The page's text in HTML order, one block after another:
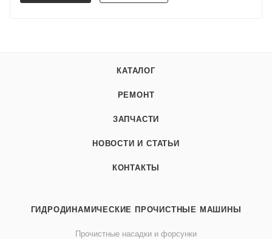
КАТАЛОГ
РЕМОНТ
ЗАПЧАСТИ
НОВОСТИ И СТАТЬИ
КОНТАКТЫ
ГИДРОДИНАМИЧЕСКИЕ ПРОЧИСТНЫЕ МАШИНЫ
Прочистные насадки и форсунки